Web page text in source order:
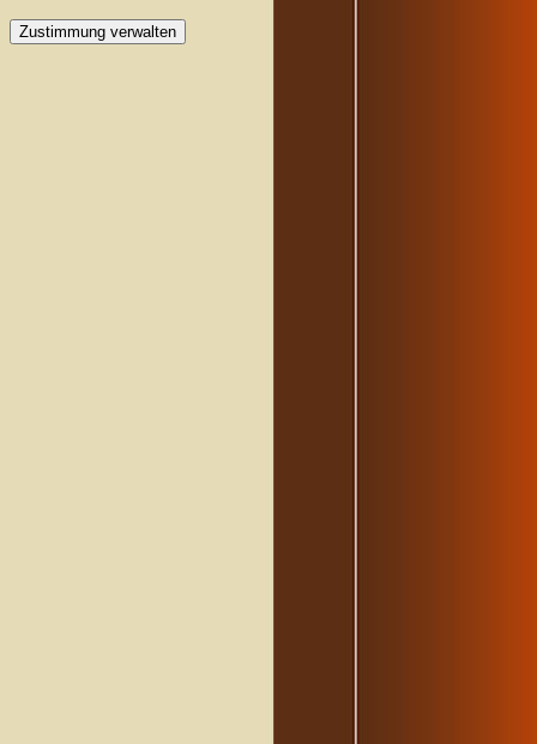
Zustimmung verwalten